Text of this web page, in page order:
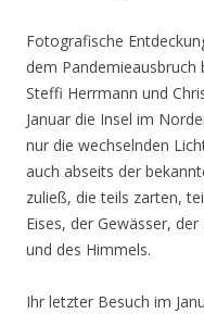
Fotografische
dem
Steffi Herrmann und
Januar die Insel im
nur die wechselnden
auch abseits der
zuließ, die teils zarten,
Eises, der Gewässer,
und des Himmels.
Ihr letzter Besuch im